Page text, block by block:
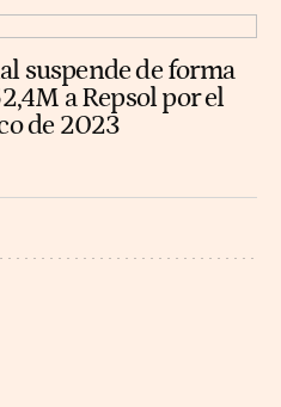
suspende de forma
a Repsol por el
de 2023